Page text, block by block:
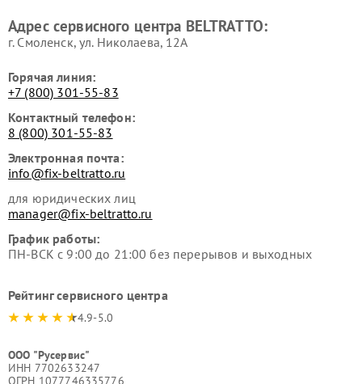
Адрес сервисного центра BELTRATTO:
г. Смоленск, ул. Николаева, 12А
Горячая линия:
+7 (800) 301-55-83
Контактный телефон:
8 (800) 301-55-83
Электронная почта:
info@fix-beltratto.ru
для юридических лиц
manager@fix-beltratto.ru
График работы:
ПН-ВСК с 9:00 до 21:00 без перерывов и выходных
Рейтинг сервисного центра
4.9-5.0
ООО "Русервис"
ИНН 7702633247
ОГРН 1077746335776